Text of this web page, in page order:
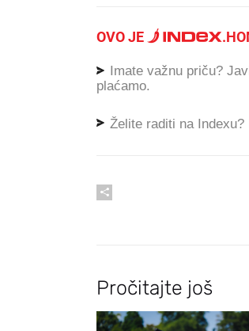
OVO JE .
Imate važnu priču?
plaćamo.
Želite raditi na
Pročitajte još